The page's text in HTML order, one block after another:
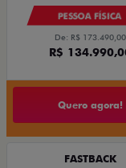
PESSOA FÍSICA
De: R$ 173.490,00
R$
Quero agora!
FASTBACK